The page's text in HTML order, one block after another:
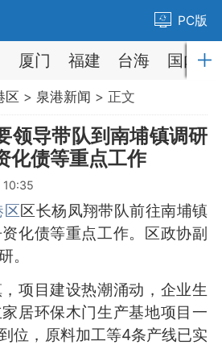
PC版
厦门 福建 台海 国内
区 > 泉港新闻 > 正文
领导带队到南埔镇调研
化债等重点工作
区区长杨凤翔带队前往南埔镇
化债等重点工作。区政协副
。
目建设热潮涌动，企业生
居环保木门生产基地项目一
位，原料加工等4条产线已实